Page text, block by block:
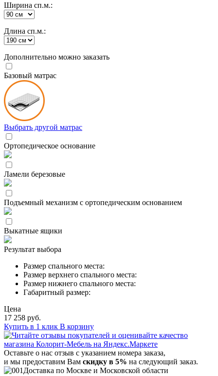
Ширина сп.м.:
Длина сп.м.:
Дополнительно можно заказать
Базовый матрас
Выбрать другой матрас
Ортопедическое основание
Ламели березовые
Подъемный механизм с ортопедическим основанием
Выкатные ящики
Результат выбора
Размер спального места:
Размер верхнего спального места:
Размер нижнего спального места:
Габаритный размер:
Цена
17 258 руб.
Купить в 1 клик В корзину
Оставьте о нас отзыв с указанием номера заказа,
и мы предоставим Вам скидку в 5% на следующий заказ.
Доставка по Москве и Московской области